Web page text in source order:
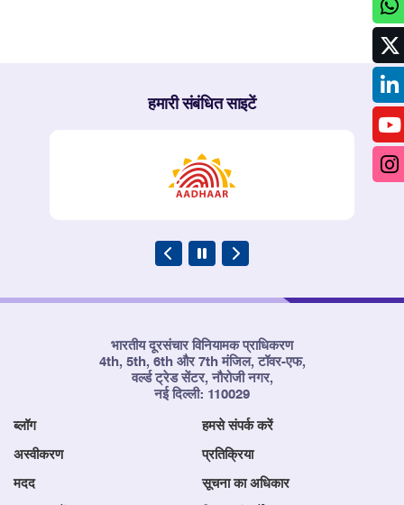
हमारी संबंधित साइटें
भारतीय दूरसंचार विनियामक प्राधिकरण
4th, 5th, 6th और 7th मंजिल, टॉवर-एफ,
वर्ल्ड ट्रेड सेंटर, नौरोजी नगर,
नई दिल्ली: 110029
ब्लॉग हमसे संपर्क करें
अस्वीकरण प्रतिक्रिया
मदद सूचना का अधिकार